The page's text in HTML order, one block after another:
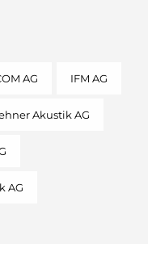
AG IFM AG
Akustik AG
AG